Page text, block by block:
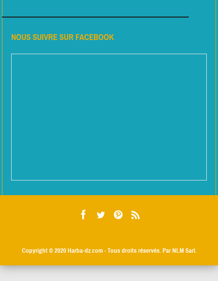
NOUS SUIVRE SUR FACEBOOK
Copyright © 2020Harba-dz.com- Tous droits réservés. Par NLM Sarl.